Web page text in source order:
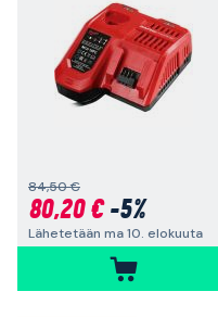
84,50 €
80,20 €-5%
Lähetetään ma 10. elokuuta